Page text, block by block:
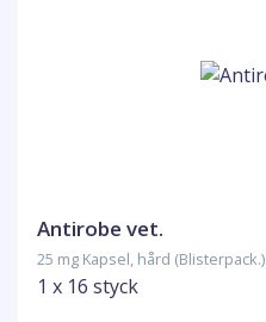
Antirobe vet.
25 mg Kapsel, hård (Blisterpack.)
1 x 16 styck